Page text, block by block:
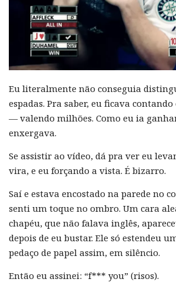
Eu literalmente não conseguia
espadas. Pra saber, eu ficava
— valendo milhões. Como eu ia
enxergava.
Se assistir ao vídeo, dá pra ver eu
vira, e eu forçando a vista. É bizarro.
Saí e estava encostado na parede no
senti um toque no ombro. Um cara
chapéu, que não falava inglês,
depois de eu bustar. Ele só estendeu
pedaço de papel assim, em silêncio.
Então eu assinei: “f*** you” (risos).